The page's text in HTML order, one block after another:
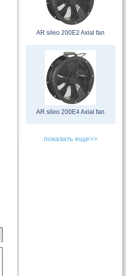
AR sileo 200E2 Axial fan
AR sileo 200E4 Axial fan
показать еще>>